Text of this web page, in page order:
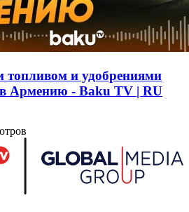
топливом и удобрениями
Армению - Baku TV | RU